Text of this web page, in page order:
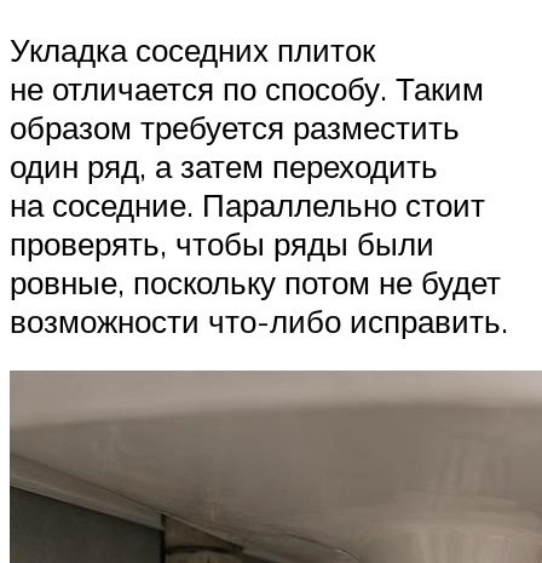
Укладка соседних плиток
не отличается по способу. Таким
образом требуется разместить
один ряд, а затем переходить
на соседние. Параллельно стоит
проверять, чтобы ряды были
ровные, поскольку потом не будет
возможности что-либо исправить.